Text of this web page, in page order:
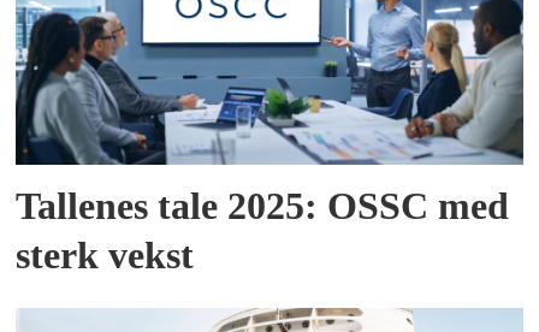
Tallenes tale 2025: OSSC med
sterk vekst